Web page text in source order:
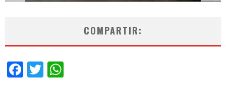
COMPARTIR:
Facebook
Twitter